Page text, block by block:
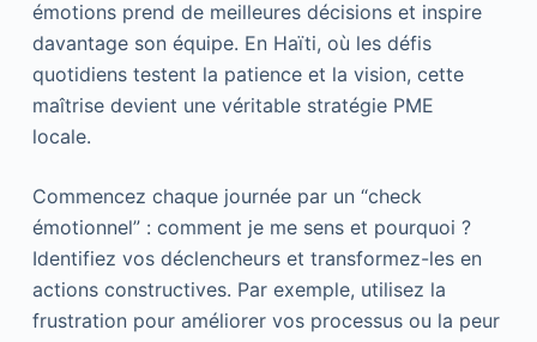
émotions prend de meilleures décisions et inspire
davantage son équipe. En Haïti, où les défis
quotidiens testent la patience et la vision, cette
maîtrise devient une véritable stratégie PME
locale.
Commencez chaque journée par un “check
émotionnel” : comment je me sens et pourquoi ?
Identifiez vos déclencheurs et transformez-les en
actions constructives. Par exemple, utilisez la
frustration pour améliorer vos processus ou la peur